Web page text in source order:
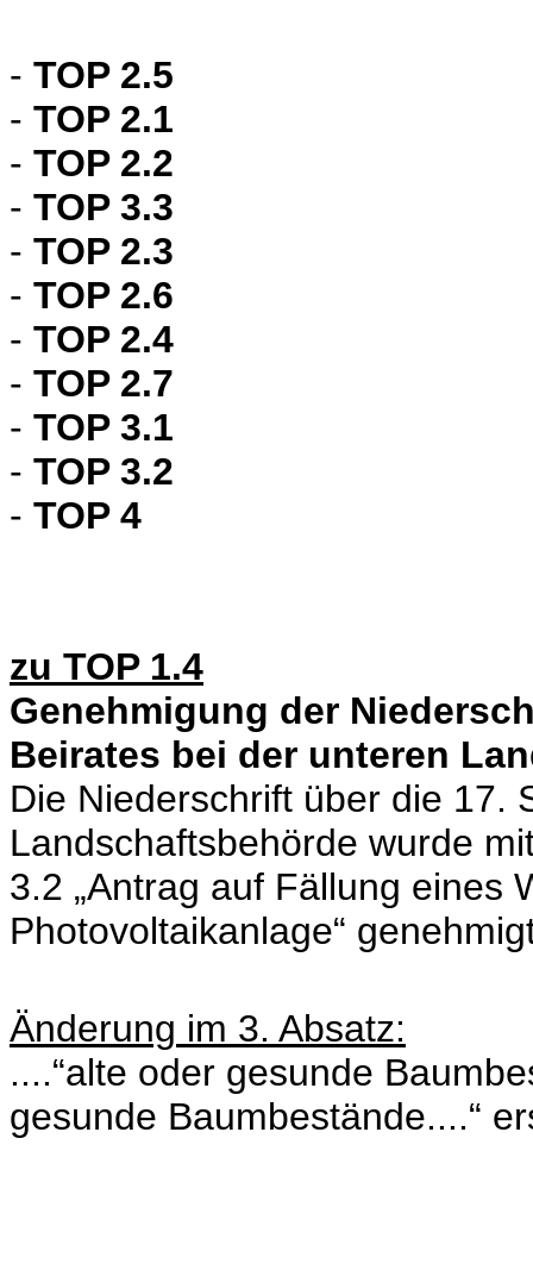
- TOP 2.5
- TOP 2.1
- TOP 2.2
- TOP 3.3
- TOP 2.3
- TOP 2.6
- TOP 2.4
- TOP 2.7
- TOP 3.1
- TOP 3.2
- TOP 4
zu TOP 1.4
Genehmigung der
Beirates bei der unteren
Die Niederschrift über die 17.
Landschaftsbehörde wurde
3.2 „Antrag auf Fällung eines
Photovoltaikanlage“
Änderung im 3. Absatz:
....“alte oder gesunde
gesunde Baumbestände....“